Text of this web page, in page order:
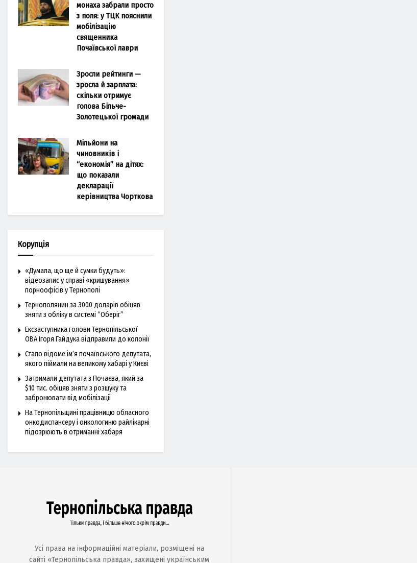
монаха забрали просто
з поля: у ТЦК пояснили
мобілізацію
священника
Почаївської лаври
Зросли рейтинги —
зросла й зарплата:
скільки отримує
голова Більче-
Золотецької громади
Мільйони на
чиновників і
“економія” на дітях:
що показали
декларації
керівництва Чорткова
Корупція
«Думала, що ще й сумки будуть»:
відеозапис у справі «кришування»
порноофісів у Тернополі
Тернополянин за 3000 доларів обіцяв
зняти з обліку в системі “Оберіг”
Ексзаступника голови Тернопільської
ОВА Ігоря Гайдука відправили до колонії
Стало відоме ім’я почаївського депутата,
якого піймали на великому хабарі у Києві
Затримали депутата з Почаєва, який за
$10 тис. обіцяв зняти з розшуку та
забронювати від мобілізації
На Тернопільщині працівницю обласного
онкодиспансеру і онкологиню райлікарні
підозрюють в отриманні хабаря
Усі права на інформаційні матеріали, розміщені на
сайті «Тернопільська правда», захищені українським